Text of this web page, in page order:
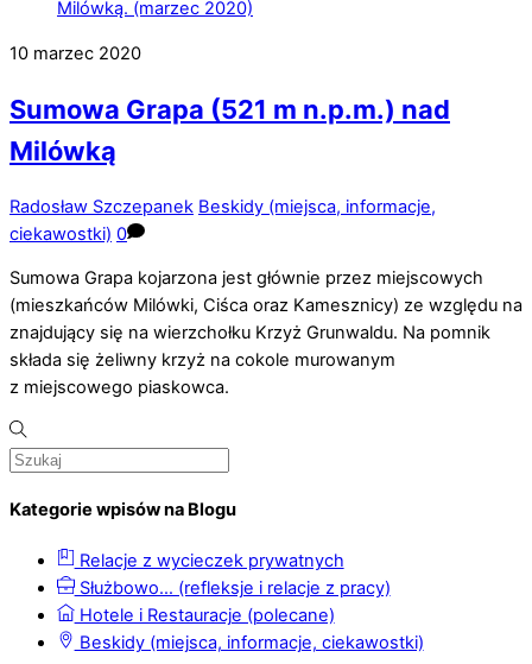
10 marzec 2020
Sumowa Grapa (521 m n.p.m.) nad
Milówką
Radosław Szczepanek Beskidy (miejsca, informacje,
ciekawostki) 0
Sumowa Grapa kojarzona jest głównie przez miejscowych
(mieszkańców Milówki, Ciśca oraz Kamesznicy) ze względu na
znajdujący się na wierzchołku Krzyż Grunwaldu. Na pomnik
składa się żeliwny krzyż na cokole murowanym
z miejscowego piaskowca.
Kategorie wpisów na Blogu
Relacje z wycieczek prywatnych
Służbowo… (refleksje i relacje z pracy)
Hotele i Restauracje (polecane)
Beskidy (miejsca, informacje, ciekawostki)